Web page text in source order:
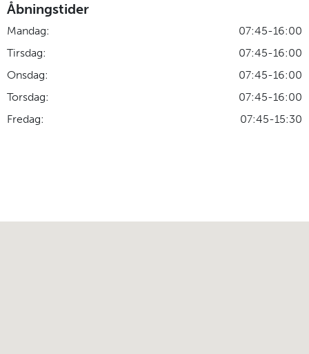
Åbningstider
Mandag:
07:45-16:00
Tirsdag:
07:45-16:00
Onsdag:
07:45-16:00
Torsdag:
07:45-16:00
Fredag:
07:45-15:30